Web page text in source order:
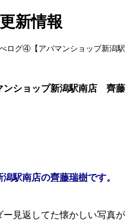
新情報
ログ④【アパマンショップ新潟駅
ンショップ新潟駅南店 齊藤
潟駅南店の齊藤瑞樹です。
ー見返してた懐かしい写真が